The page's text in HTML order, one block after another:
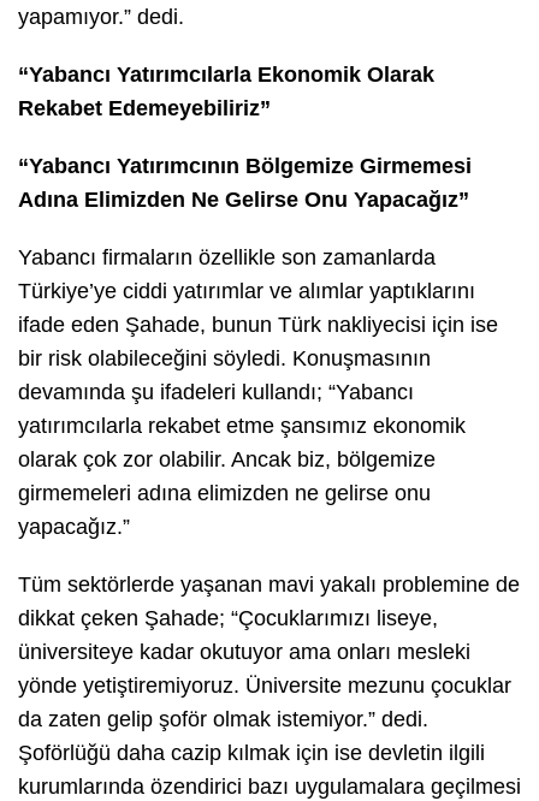
yapamıyor.” dedi.
“Yabancı Yatırımcılarla Ekonomik Olarak
Rekabet Edemeyebiliriz”
“Yabancı Yatırımcının Bölgemize Girmemesi
Adına Elimizden Ne Gelirse Onu Yapacağız”
Yabancı firmaların özellikle son zamanlarda
Türkiye’ye ciddi yatırımlar ve alımlar yaptıklarını
ifade eden Şahade, bunun Türk nakliyecisi için ise
bir risk olabileceğini söyledi. Konuşmasının
devamında şu ifadeleri kullandı; “Yabancı
yatırımcılarla rekabet etme şansımız ekonomik
olarak çok zor olabilir. Ancak biz, bölgemize
girmemeleri adına elimizden ne gelirse onu
yapacağız.”
Tüm sektörlerde yaşanan mavi yakalı problemine de
dikkat çeken Şahade; “Çocuklarımızı liseye,
üniversiteye kadar okutuyor ama onları mesleki
yönde yetiştiremiyoruz. Üniversite mezunu çocuklar
da zaten gelip şoför olmak istemiyor.” dedi.
Şoförlüğü daha cazip kılmak için ise devletin ilgili
kurumlarında özendirici bazı uygulamalara geçilmesi